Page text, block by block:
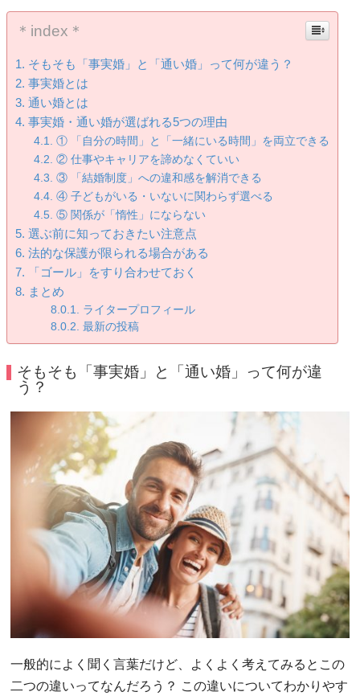
＊index＊
そもそも「事実婚」と「通い婚」って何が違う？
事実婚とは
通い婚とは
事実婚・通い婚が選ばれる5つの理由
① 「自分の時間」と「一緒にいる時間」を両立できる
② 仕事やキャリアを諦めなくていい
③ 「結婚制度」への違和感を解消できる
④ 子どもがいる・いないに関わらず選べる
⑤ 関係が「惰性」にならない
選ぶ前に知っておきたい注意点
法的な保護が限られる場合がある
「ゴール」をすり合わせておく
まとめ
ライタープロフィール
最新の投稿
そもそも「事実婚」と「通い婚」って何が違
う？
一般的によく聞く言葉だけど、よくよく考えてみるとこの
二つの違いってなんだろう？ この違いについてわかりやす